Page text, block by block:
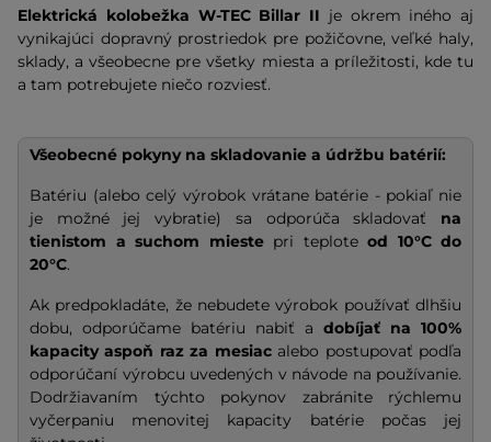
Elektrická kolobežka W-TEC Billar II je okrem iného aj
vynikajúci dopravný prostriedok pre požičovne, veľké haly,
sklady, a všeobecne pre všetky miesta a príležitosti, kde tu
a tam potrebujete niečo rozviesť.
Všeobecné pokyny na skladovanie a údržbu batérií:
Batériu (alebo celý výrobok vrátane batérie - pokiaľ nie
je možné jej vybratie) sa odporúča skladovať na
tienistom a suchom miestepri teplote od 10°C do
20°C.
Ak predpokladáte, že nebudete výrobok používať dlhšiu
dobu, odporúčame batériu nabiť a dobíjať na 100%
kapacity aspoň raz za mesiacalebo postupovať podľa
odporúčaní výrobcu uvedených v návode na používanie.
Dodržiavaním týchto pokynov zabránite rýchlemu
vyčerpaniu menovitej kapacity batérie počas jej